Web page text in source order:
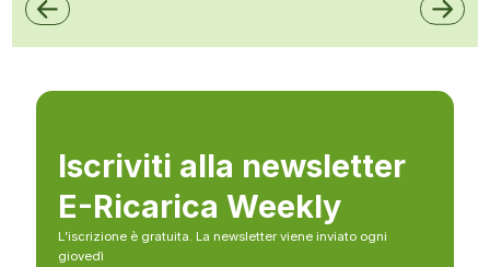
Iscriviti alla newsletter
E-Ricarica Weekly
L’iscrizione è gratuita. La newsletter viene inviato ogni
giovedì